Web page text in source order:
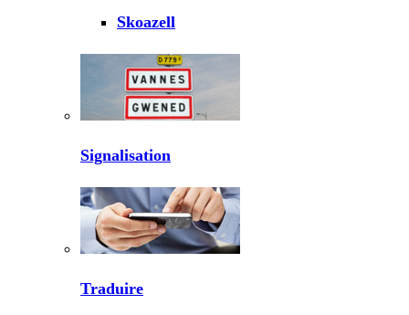
Skoazell
Signalisation
Traduire